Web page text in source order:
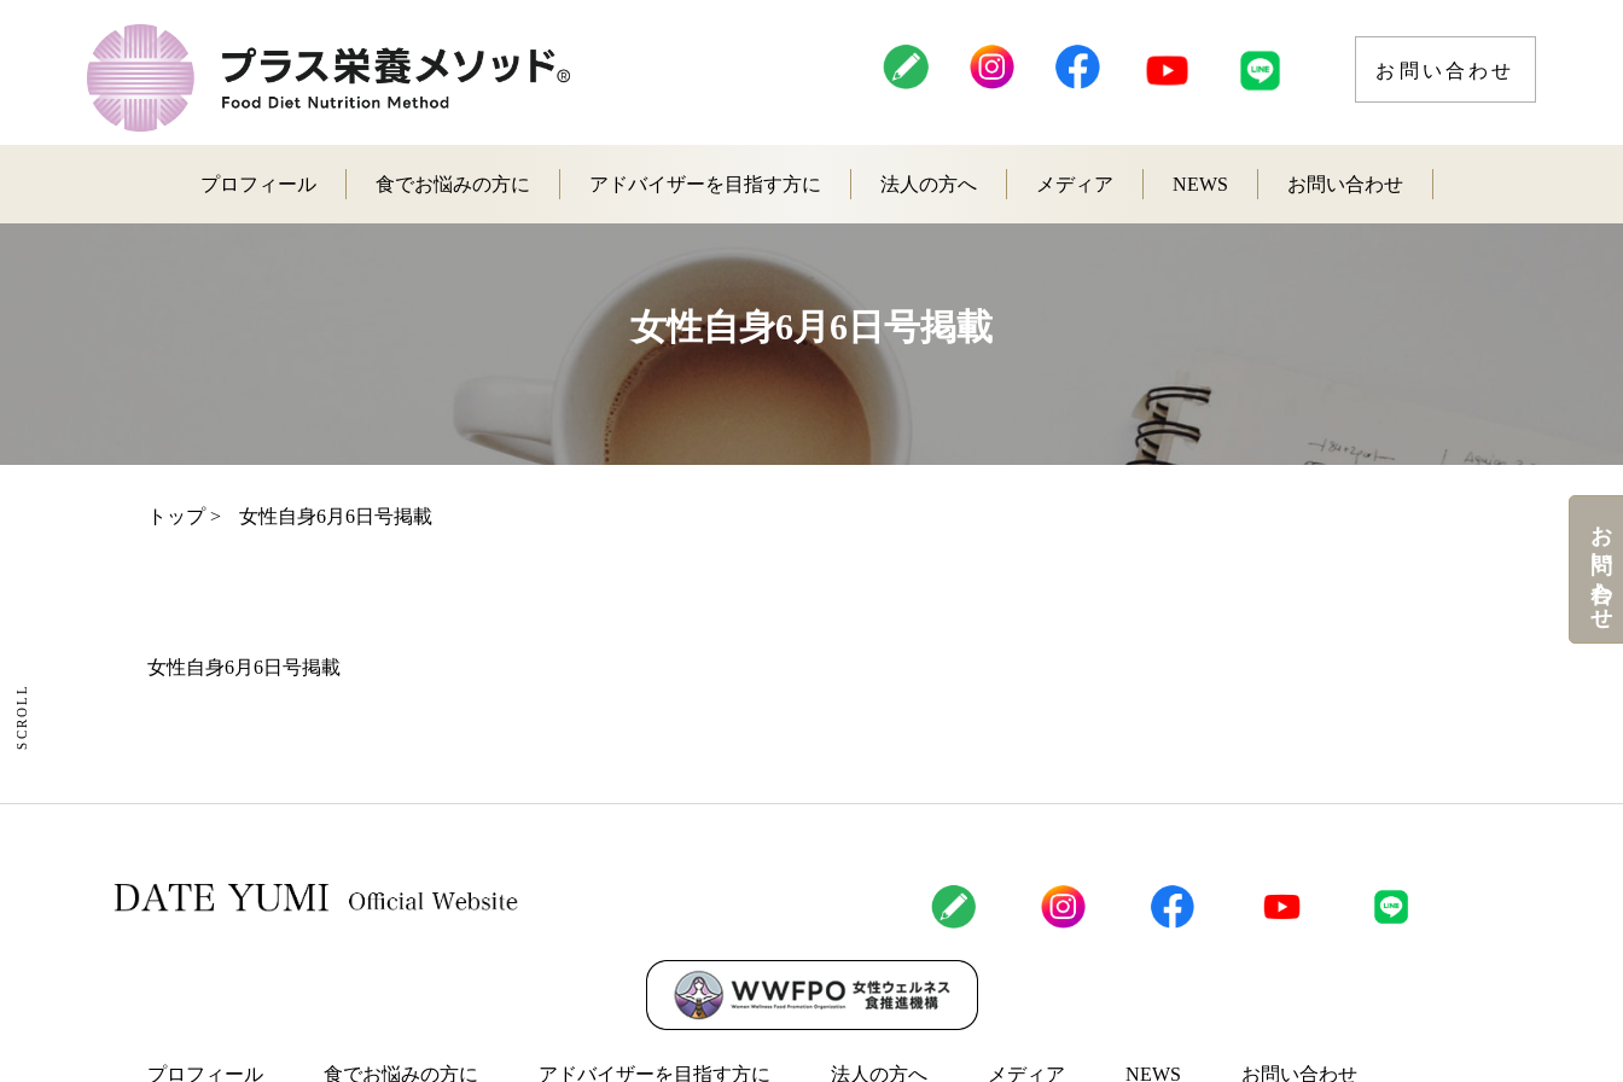
お問い合わせ
プロフィール 食でお悩みの方に アドバイザーを目指す方に 法人の方へ メディア NEWS お問い合わせ
女性自身6月6日号掲載
トップ> 女性自身6月6日号掲載
SCROLL
女性自身6月6日号掲載
プロフィール 食でお悩みの方に アドバイザーを目指す方に 法人の方へ メディア NEWS お問い合わせ
お問い合わせ